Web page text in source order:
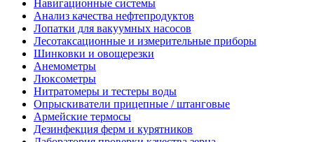
Навигационные системы
Анализ качества нефтепродуктов
Лопатки для вакуумных насосов
Лесотаксационные и измерительные приборы
Шинковки и овощерезки
Анемометры
Люксометры
Нитратомеры и тестеры воды
Опрыскиватели прицепные / штанговые
Армейские термосы
Дезинфекция ферм и курятников